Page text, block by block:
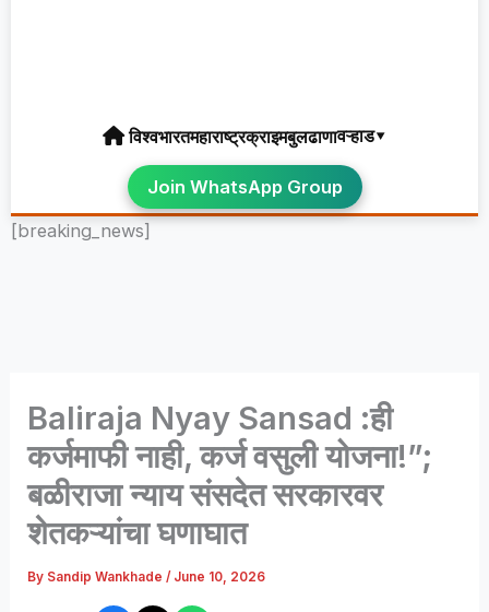
विश्वभारतमहाराष्ट्रक्राइमबुलढाणावऱ्हाड▾
Join WhatsApp Group
[breaking_news]
Baliraja Nyay Sansad :ही
कर्जमाफी नाही, कर्ज वसुली योजना!”;
बळीराजा न्याय संसदेत सरकारवर
शेतकऱ्यांचा घणाघात
By Sandip Wankhade/ June 10, 2026